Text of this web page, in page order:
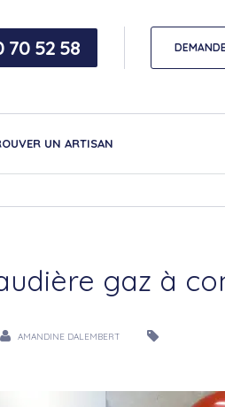
70 52 58
UN ARTISAN
gaz à
AMANDINE DALEMBERT